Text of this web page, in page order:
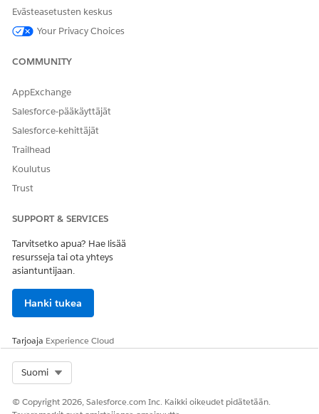
Kohdista luomasi käyttöoikeusjoukko käyttäjillesi.
Anna palautetta, jotta voimme kehittyä!
Evästeasetusten keskus
Your Privacy Choices
COMMUNITY
AppExchange
Salesforce-pääkäyttäjät
Salesforce-kehittäjät
Trailhead
Koulutus
Trust
SUPPORT & SERVICES
Tarvitsetko apua? Hae lisää
resursseja tai ota yhteys
asiantuntijaan.
Hanki tukea
Tarjoaja Experience Cloud
Suomi
© Copyright 2026, Salesforce.com Inc. Kaikki oikeudet pidätetään.